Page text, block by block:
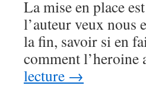
La mise en place
l’auteur veux nous
la fin, savoir si en
comment
lecture →